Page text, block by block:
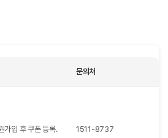
문의처
가입 후 쿠폰 등록.
1511-8737